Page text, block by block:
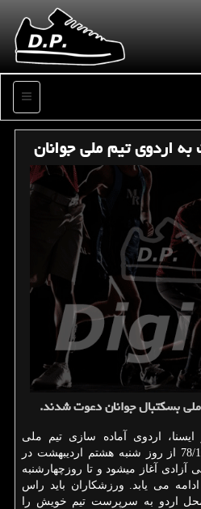
منو
اردوی آماده سازی تیم ملی
آغاز میشود و تا روزچهارشنبه
می یابد. ورزشكاران باید راس
در محل اردو به سرپرست تیم خویش را